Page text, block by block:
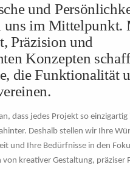
und
uns im Mittelpunkt.
Präzision und
Konzepten
die Funktionalität
dass jedes Projekt so einzigartig
Deshalb stellen wir Ihre
und Ihre Bedürfnisse in den
kreativer Gestaltung, präziser